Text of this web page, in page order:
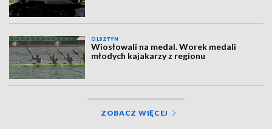
OLSZTYN
Wiosłowali na medal. Worek medali
młodych kajakarzy z regionu
ZOBACZ WIĘCEJ